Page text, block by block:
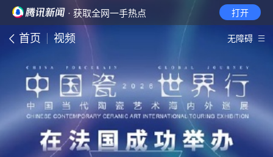
· 获取全网一手热点 打开
首页 视频 无障碍